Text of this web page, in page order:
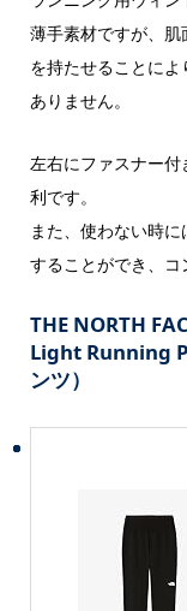
薄手素材ですが、
を持たせることに
ありません。
左右にファスナー
利です。
また、使わない時
することができ、コ
THE NORTH
Light Running
ンツ）